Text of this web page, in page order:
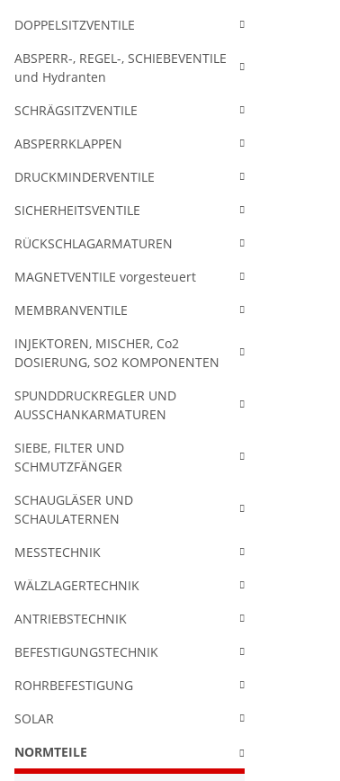
DOPPELSITZVENTILE
ABSPERR-, REGEL-, SCHIEBEVENTILE
und Hydranten
SCHRÄGSITZVENTILE
ABSPERRKLAPPEN
DRUCKMINDERVENTILE
SICHERHEITSVENTILE
RÜCKSCHLAGARMATUREN
MAGNETVENTILE vorgesteuert
MEMBRANVENTILE
INJEKTOREN, MISCHER, Co2
DOSIERUNG, SO2 KOMPONENTEN
SPUNDDRUCKREGLER UND
AUSSCHANKARMATUREN
SIEBE, FILTER UND
SCHMUTZFÄNGER
SCHAUGLÄSER UND
SCHAULATERNEN
MESSTECHNIK
WÄLZLAGERTECHNIK
ANTRIEBSTECHNIK
BEFESTIGUNGSTECHNIK
ROHRBEFESTIGUNG
SOLAR
NORMTEILE